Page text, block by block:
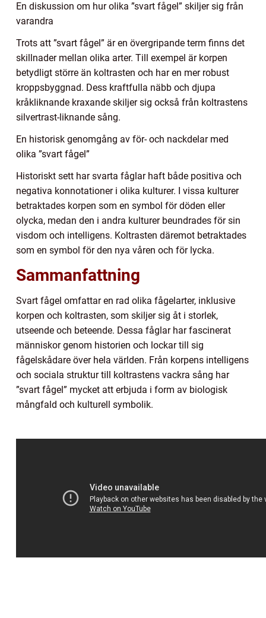
En diskussion om hur olika ”svart fågel” skiljer sig från
varandra
Trots att ”svart fågel” är en övergripande term finns det
skillnader mellan olika arter. Till exempel är korpen
betydligt större än koltrasten och har en mer robust
kroppsbyggnad. Dess kraftfulla näbb och djupa
kråkliknande kraxande skiljer sig också från koltrastens
silvertrast-liknande sång.
En historisk genomgång av för- och nackdelar med
olika ”svart fågel”
Historiskt sett har svarta fåglar haft både positiva och
negativa konnotationer i olika kulturer. I vissa kulturer
betraktades korpen som en symbol för döden eller
olycka, medan den i andra kulturer beundrades för sin
visdom och intelligens. Koltrasten däremot betraktades
som en symbol för den nya våren och för lycka.
Sammanfattning
Svart fågel omfattar en rad olika fågelarter, inklusive
korpen och koltrasten, som skiljer sig åt i storlek,
utseende och beteende. Dessa fåglar har fascinerat
människor genom historien och lockar till sig
fågelskådare över hela världen. Från korpens intelligens
och sociala struktur till koltrastens vackra sång har
”svart fågel” mycket att erbjuda i form av biologisk
mångfald och kulturell symbolik.